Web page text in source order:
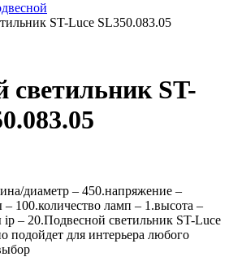
ST-Luce SL350.083.05
светильник ST-
диаметр – 450.напряжение –
100.количество ламп – 1.высота –
ip – 20.Подвесной светильник ST-Luce
подойдет для интерьера любого